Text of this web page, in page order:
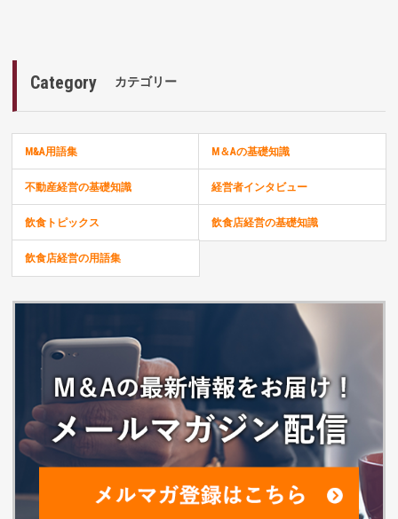
Category カテゴリー
M&A用語集 M＆Aの基礎知識
不動産経営の基礎知識 経営者インタビュー
飲食トピックス 飲食店経営の基礎知識
飲食店経営の用語集